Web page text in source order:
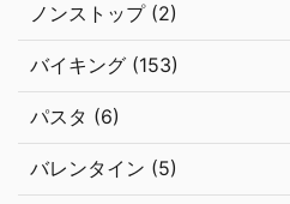
ノンストップ (2)
バイキング (153)
パスタ (6)
バレンタイン (5)